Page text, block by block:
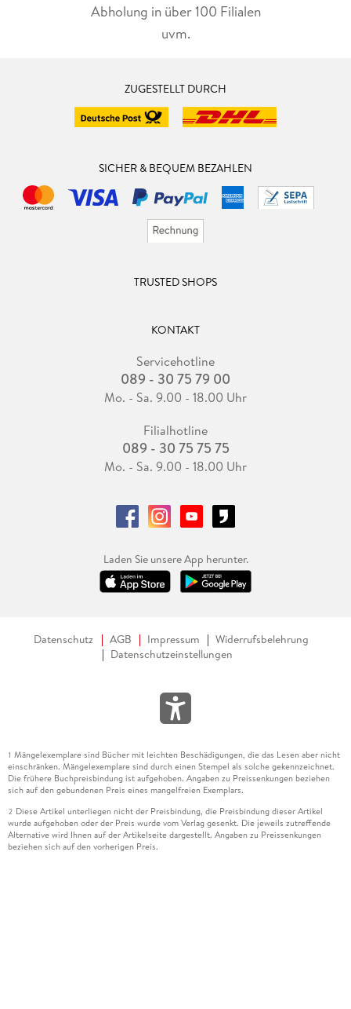
Abholung in über 100 Filialen
uvm.
ZUGESTELLT DURCH
SICHER & BEQUEM BEZAHLEN
TRUSTED SHOPS
KONTAKT
Servicehotline
089 - 30 75 79 00
Mo. - Sa. 9.00 - 18.00 Uhr
Filialhotline
089 - 30 75 75 75
Mo. - Sa. 9.00 - 18.00 Uhr
Laden Sie unsere App herunter.
Datenschutz AGB Impressum
Widerrufsbelehrung
Datenschutzeinstellungen
1 Mängelexemplare sind Bücher mit leichten Beschädigungen, die das Lesen aber nicht
einschränken. Mängelexemplare sind durch einen Stempel als solche gekennzeichnet.
Die frühere Buchpreisbindung ist aufgehoben. Angaben zu Preissenkungen beziehen
sich auf den gebundenen Preis eines mangelfreien Exemplars.
2 Diese Artikel unterliegen nicht der Preisbindung, die Preisbindung dieser Artikel
wurde aufgehoben oder der Preis wurde vom Verlag gesenkt. Die jeweils zutreffende
Alternative wird Ihnen auf der Artikelseite dargestellt. Angaben zu Preissenkungen
beziehen sich auf den vorherigen Preis.